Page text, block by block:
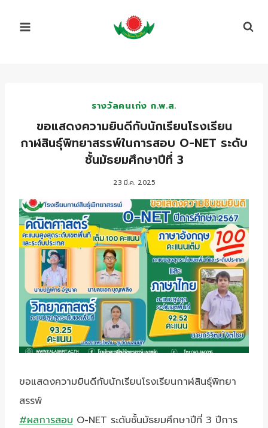
รางวัลคนเก่ง ก.พ.ส.
ขอแสดงความยินดีกับนักเรียนโรงเรียน
กาฬสินธุ์พิทยาสรรพ์ในการสอบ O-NET ระดับ
ชั้นมัธยมศึกษาปีที่ 3
23 มี.ค. 2025
ขอแสดงความยินดีกับนักเรียนโรงเรียนกาฬสินธุ์พิทยา
สรรพ์
#ผลการสอบ O-NET ระดับชั้นมัธยมศึกษาปีที่ 3 ปีการ